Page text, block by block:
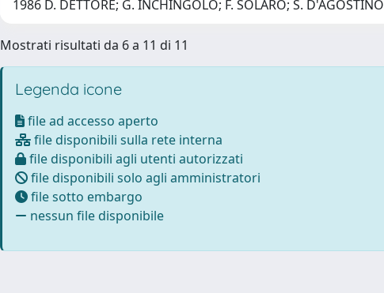
1986 D. DETTORE; G. INCHINGOLO; F. SOLARO; S. D'AGOSTINO
Mostrati risultati da 6 a 11 di 11
Legenda icone
file ad accesso aperto
file disponibili sulla rete interna
file disponibili agli utenti autorizzati
file disponibili solo agli amministratori
file sotto embargo
nessun file disponibile